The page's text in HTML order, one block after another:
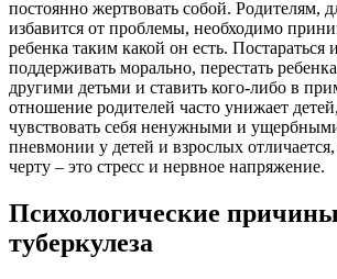
постоянно жертвовать собой. Родителям,
избавится от проблемы, необходимо
ребенка таким какой он есть. Постараться
поддерживать морально, перестать
другими детьми и ставить кого-либо в
отношение родителей часто унижает
чувствовать себя ненужными и
пневмонии у детей и взрослых
черту – это стресс и нервное напряжение.
Психологические причины
туберкулеза